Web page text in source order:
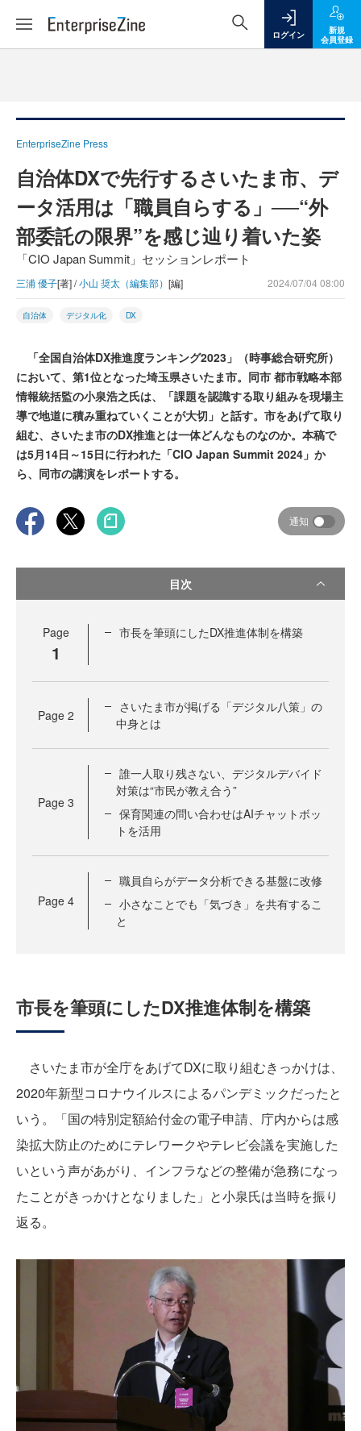
ログイン
新規
会員登録
EnterpriseZine Press
自治体DXで先行するさいたま市、デ
ータ活用は「職員自らする」──“外
部委託の限界”を感じ辿り着いた姿
「CIO Japan Summit」セッションレポート
三浦 優子[著] /小山 奨太（編集部） [編] 2024/07/04 08:00
自治体 デジタル化 DX
「全国自治体DX推進度ランキング2023」（時事総合研究所）
において、第1位となった埼玉県さいたま市。同市 都市戦略本部
情報統括監の小泉浩之氏は、「課題を認識する取り組みを現場主
導で地道に積み重ねていくことが大切」と話す。市をあげて取り
組む、さいたま市のDX推進とは一体どんなものなのか。本稿で
は5月14日～15日に行われた「CIO Japan Summit 2024」か
ら、同市の講演をレポートする。
通知
目次
Page
1
市長を筆頭にしたDX推進体制を構築
Page 2
さいたま市が掲げる「デジタル八策」の
中身とは
Page 3
誰一人取り残さない、デジタルデバイド
対策は“市民が教え合う”
保育関連の問い合わせはAIチャットボッ
トを活用
Page 4
職員自らがデータ分析できる基盤に改修
小さなことでも「気づき」を共有するこ
と
市長を筆頭にしたDX推進体制を構築
さいたま市が全庁をあげてDXに取り組むきっかけは、
2020年新型コロナウイルスによるパンデミックだったと
いう。「国の特別定額給付金の電子申請、庁内からは感
染拡大防止のためにテレワークやテレビ会議を実施した
いという声があがり、インフラなどの整備が急務になっ
たことがきっかけとなりました」と小泉氏は当時を振り
返る。